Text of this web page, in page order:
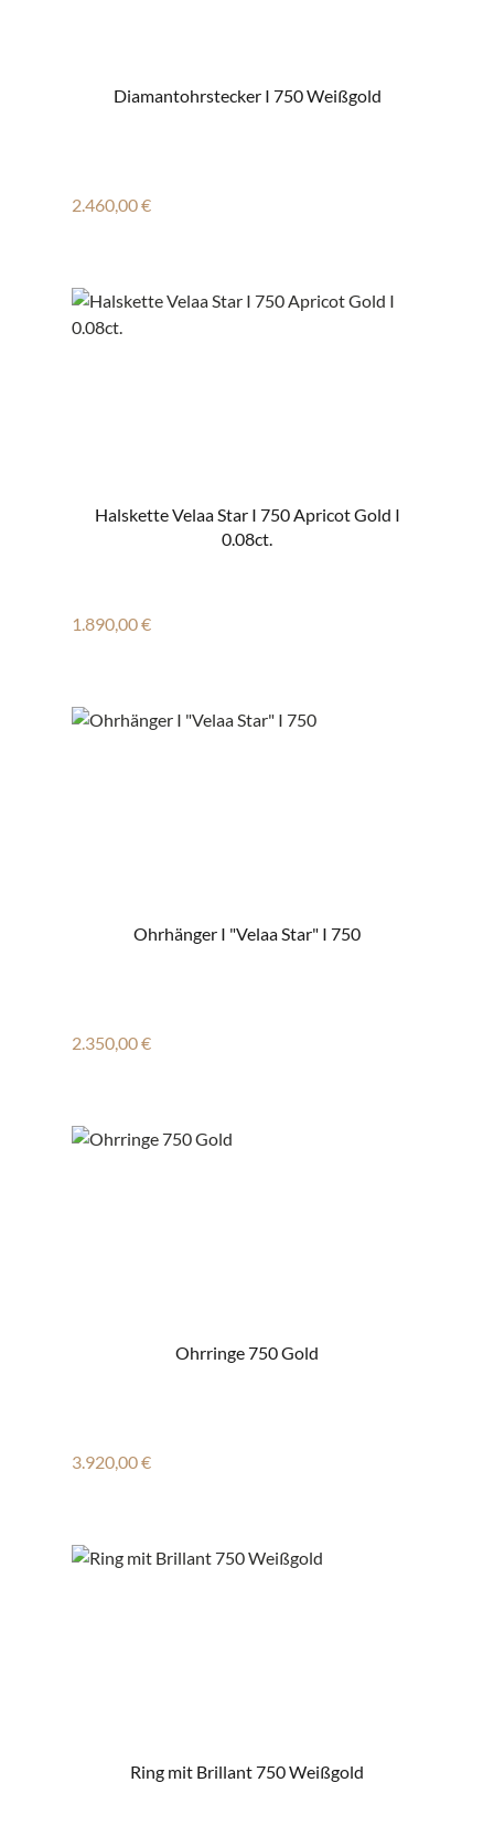
Diamantohrstecker I 750 Weißgold
Regulärer Preis:
2.460,00 €
Halskette Velaa Star I 750 Apricot Gold I
0.08ct.
Regulärer Preis:
1.890,00 €
Ohrhänger I "Velaa Star" I 750
Regulärer Preis:
2.350,00 €
Ohrringe 750 Gold
Regulärer Preis:
3.920,00 €
Ring mit Brillant 750 Weißgold